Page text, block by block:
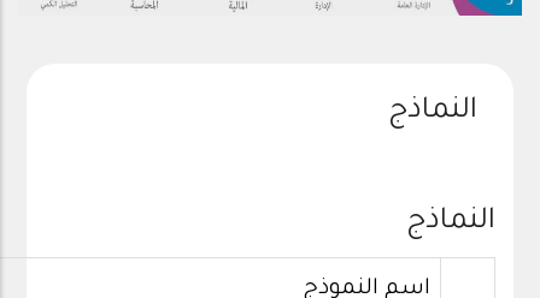
النماذج
النماذج
اسم النموذج